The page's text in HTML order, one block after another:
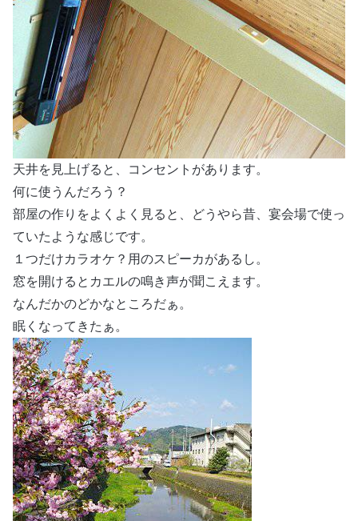
天井を見上げると、コンセントがあります。
何に使うんだろう？
部屋の作りをよくよく見ると、どうやら昔、宴会場で使っ
ていたような感じです。
１つだけカラオケ？用のスピーカがあるし。
窓を開けるとカエルの鳴き声が聞こえます。
なんだかのどかなところだぁ。
眠くなってきたぁ。